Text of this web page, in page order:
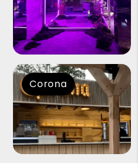
Corona